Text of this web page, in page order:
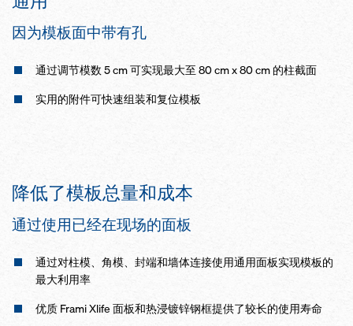
因为模板面中带有孔
通过调节模数 5 cm 可实现最大至 80 cm x 80 cm 的柱截面
实用的附件可快速组装和复位模板
降低了模板总量和成本
通过使用已经在现场的面板
通过对柱模、角模、封端和墙体连接使用通用面板实现模板的
最大利用率
优质 Frami Xlife 面板和热浸镀锌钢框提供了较长的使用寿命